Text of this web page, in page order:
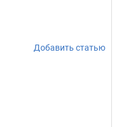
Добавить статью